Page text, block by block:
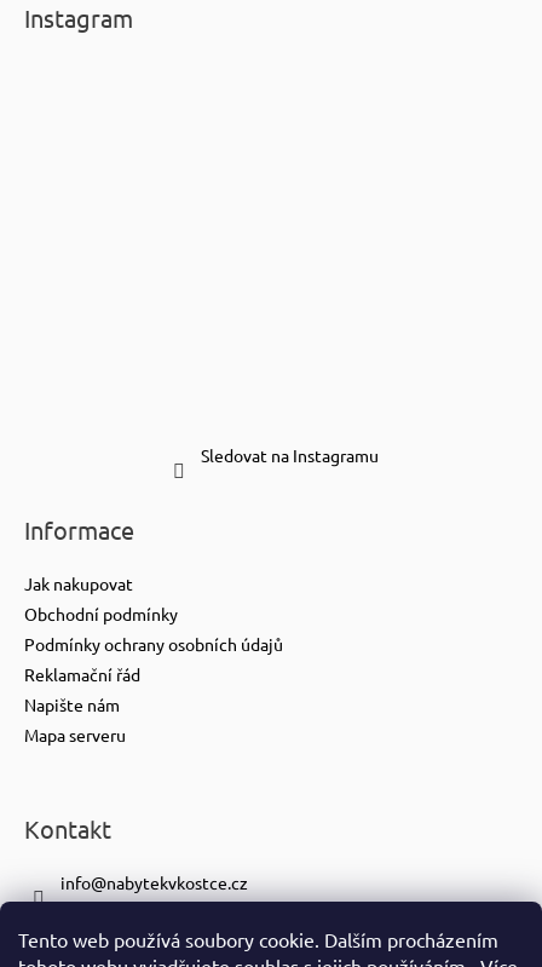
Tento web používá soubory cookie. Dalším procházením
Instagram
Sledovat na Instagramu
Informace
Jak nakupovat
Obchodní podmínky
Podmínky ochrany osobních údajů
Reklamační řád
Napište nám
Mapa serveru
Kontakt
info@nabytekvkostce.cz
+420 601 116 371